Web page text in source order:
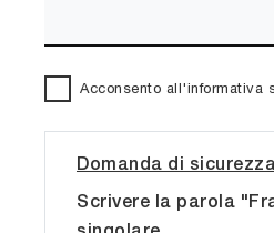
Acconsento all'informativa
Domanda di
Scrivere la parola